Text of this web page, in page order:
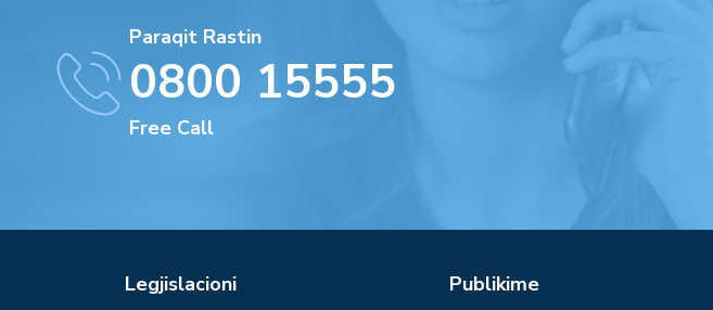
Paraqit Rastin
0800 15555
Free Call
Legjislacioni Publikime